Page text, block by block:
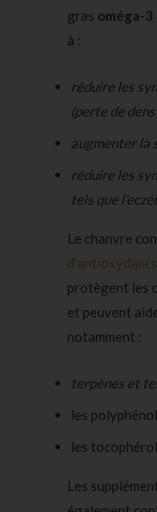
gras oméga-3
à :
réduire les
(perte de
augmenter la
réduire les
tels que
Le chanvre
d’antioxydants
protègent les
et peuvent
notamment :
terpènes et
les
les
Les